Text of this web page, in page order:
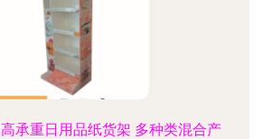
承重日用品纸货架 多种类混合产